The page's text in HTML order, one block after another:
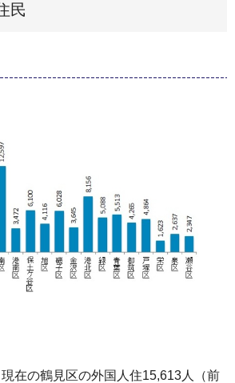
民
在の鶴見区の外国人住15,613人（前